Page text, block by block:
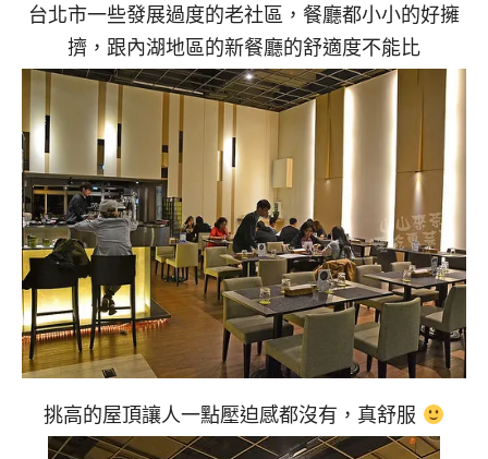
台北市一些發展過度的老社區，餐廳都小小的好擁
擠，跟內湖地區的新餐廳的舒適度不能比
挑高的屋頂讓人一點壓迫感都沒有，真舒服